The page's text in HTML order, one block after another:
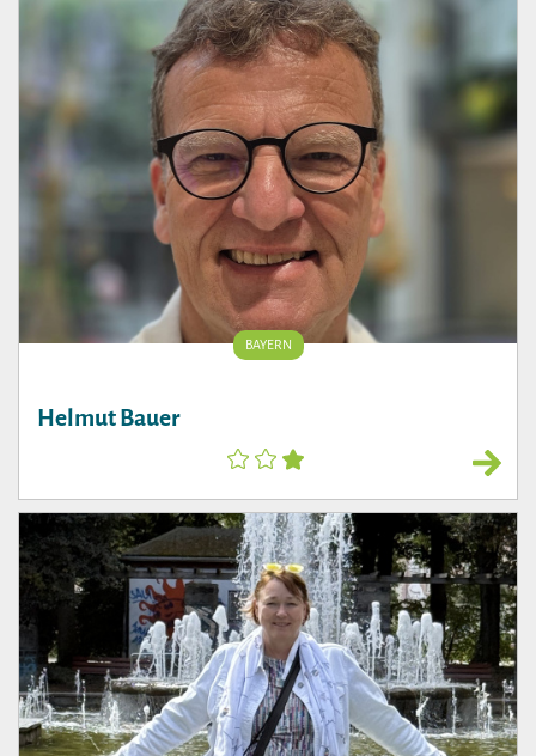
BAYERN
Helmut Bauer